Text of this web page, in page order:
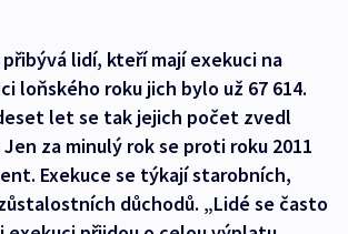
přibývá lidí, kteří mají exekuci na
loňského roku jich bylo už 67 614.
let se tak jejich počet zvedl
za minulý rok se proti roku 2011
Exekuce se týkají starobních,
důchodů. „Lidé se často